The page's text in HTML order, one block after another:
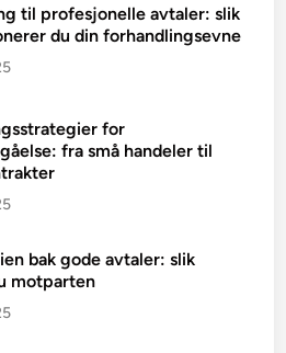
til profesjonelle avtaler: slik
du din forhandlingsevne
for
fra små handeler til
bak gode avtaler: slik
motparten